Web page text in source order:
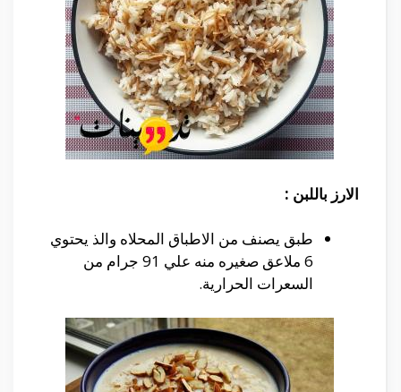
الارز باللبن :
طبق يصنف من الاطباق المحلاه والذ يحتوي
6 ملاعق صغيره منه علي 91 جرام من
السعرات الحرارية.